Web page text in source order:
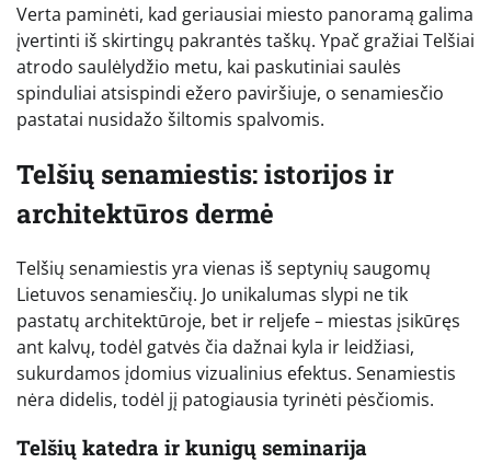
Verta paminėti, kad geriausiai miesto panoramą galima
įvertinti iš skirtingų pakrantės taškų. Ypač gražiai Telšiai
atrodo saulėlydžio metu, kai paskutiniai saulės
spinduliai atsispindi ežero paviršiuje, o senamiesčio
pastatai nusidažo šiltomis spalvomis.
Telšių senamiestis: istorijos ir
architektūros dermė
Telšių senamiestis yra vienas iš septynių saugomų
Lietuvos senamiesčių. Jo unikalumas slypi ne tik
pastatų architektūroje, bet ir reljefe – miestas įsikūręs
ant kalvų, todėl gatvės čia dažnai kyla ir leidžiasi,
sukurdamos įdomius vizualinius efektus. Senamiestis
nėra didelis, todėl jį patogiausia tyrinėti pėsčiomis.
Telšių katedra ir kunigų seminarija